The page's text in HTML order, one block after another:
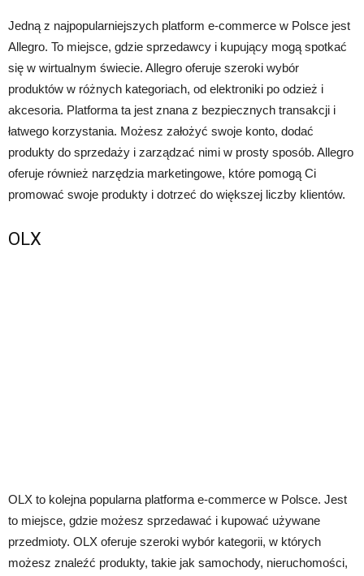
Jedną z najpopularniejszych platform e-commerce w Polsce jest
Allegro. To miejsce, gdzie sprzedawcy i kupujący mogą spotkać
się w wirtualnym świecie. Allegro oferuje szeroki wybór
produktów w różnych kategoriach, od elektroniki po odzież i
akcesoria. Platforma ta jest znana z bezpiecznych transakcji i
łatwego korzystania. Możesz założyć swoje konto, dodać
produkty do sprzedaży i zarządzać nimi w prosty sposób. Allegro
oferuje również narzędzia marketingowe, które pomogą Ci
promować swoje produkty i dotrzeć do większej liczby klientów.
OLX
OLX to kolejna popularna platforma e-commerce w Polsce. Jest
to miejsce, gdzie możesz sprzedawać i kupować używane
przedmioty. OLX oferuje szeroki wybór kategorii, w których
możesz znaleźć produkty, takie jak samochody, nieruchomości,